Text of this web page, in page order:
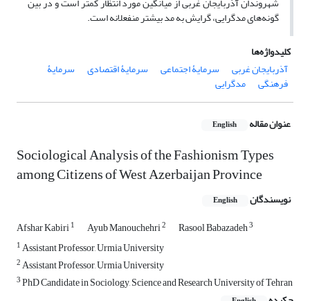
گونه‌های مدگرایی، گرایش به مد بیشتر منفعلانه است.
کلیدواژه‌ها
آذربایجان غربی
سرمایۀ اجتماعی سرمایۀ اقتصادی سرمایۀ
فرهنگی مدگرایی
عنوان مقاله English
Sociological Analysis of the Fashionism Types
among Citizens of West Azerbaijan Province
نویسندگان English
Afshar Kabiri1 Ayub Manouchehri2 Rasool Babazadeh3
1Assistant Professor, Urmia University
2Assistant Professor, Urmia University
3PhD Candidate in Sociology, Science and Research University of Tehran